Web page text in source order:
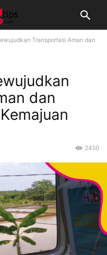
Transportasi Aman dan
dan
2450